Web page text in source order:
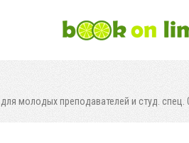
молодых преподавателей и студ.